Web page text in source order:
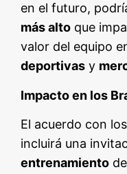
en el futuro,
más alto que
valor del equipo
deportivas y
Impacto en los
El acuerdo con los
incluirá una
entrenamiento